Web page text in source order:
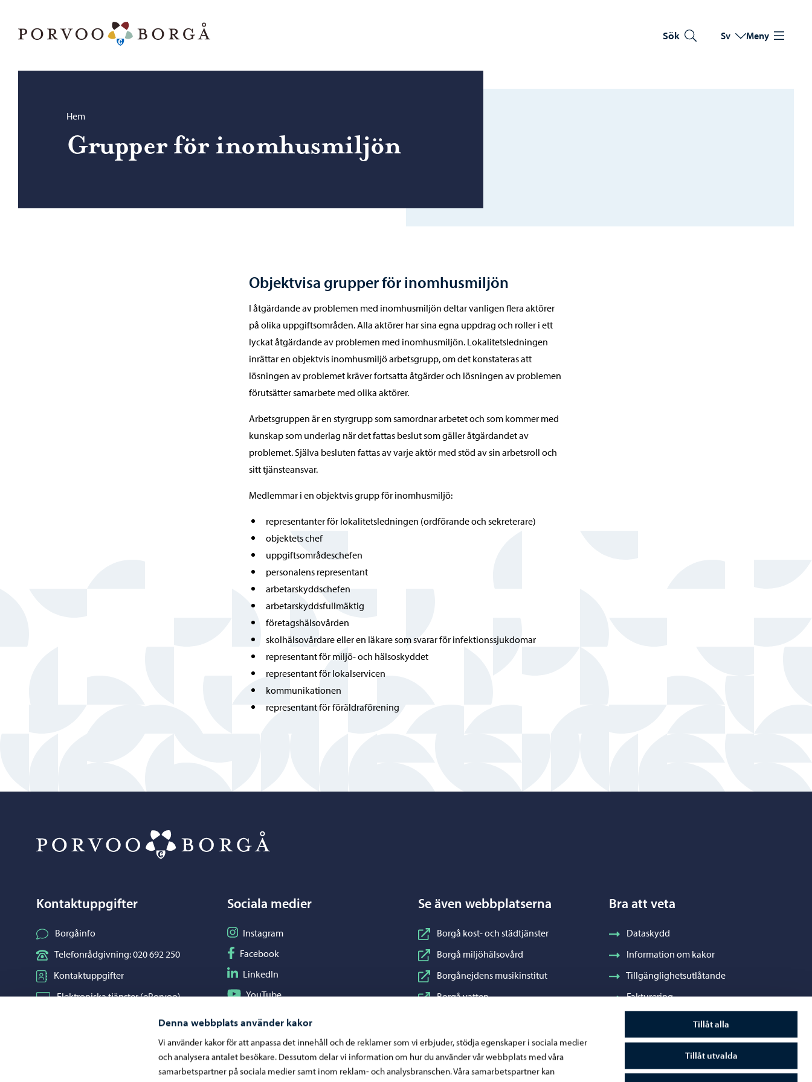
Denna webbplats använder kakor
Vi använder kakor för att anpassa det innehåll och de reklamer som vi erbjuder, stödja egenskaper i sociala medier
och analysera antalet besökare. Dessutom delar vi information om hur du använder vår webbplats med våra
samarbetspartner på sociala medier samt inom reklam- och analysbranschen. Våra samarbetspartner kan
Tillåt alla
Tillåt utvalda
Sök Byt språk
Nuvarande språk:
Sv Meny
Bläddra:
Hem
Grupper för inomhusmiljön
Objektvisa grupper för inomhusmiljön
I åtgärdande av problemen med inomhusmiljön deltar vanligen flera aktörer
på olika uppgiftsområden. Alla aktörer har sina egna uppdrag och roller i ett
lyckat åtgärdande av problemen med inomhusmiljön. Lokalitetsledningen
inrättar en objektvis inomhusmiljö arbetsgrupp, om det konstateras att
lösningen av problemet kräver fortsatta åtgärder och lösningen av problemen
förutsätter samarbete med olika aktörer.
Arbetsgruppen är en styrgrupp som samordnar arbetet och som kommer med
kunskap som underlag när det fattas beslut som gäller åtgärdandet av
problemet. Själva besluten fattas av varje aktör med stöd av sin arbetsroll och
sitt tjänsteansvar.
Medlemmar i en objektvis grupp för inomhusmiljö:
representanter för lokalitetsledningen (ordförande och sekreterare)
objektets chef
uppgiftsområdeschefen
personalens representant
arbetarskyddschefen
arbetarskyddsfullmäktig
företagshälsovården
skolhälsovårdare eller en läkare som svarar för infektionssjukdomar
representant för miljö- och hälsoskyddet
representant för lokalservicen
kommunikationen
representant för föräldraförening
Kontaktuppgifter
Borgåinfo
Telefonrådgivning: 020 692 250
Kontaktuppgifter
Elektroniska tjänster (ePorvoo)
Kartor och lägesinformation
Sociala medier
Följ på Instagram
Instagram
Följ på Facebook
Facebook
Följ på LinkedIn
LinkedIn
Följ på YouTube
YouTube
Se även webbplatserna
Borgå kost- och städtjänster
Borgå miljöhälsovård
Borgånejdens musikinstitut
Borgå vatten
Konstfabriken
Visit Porvoo
Bra att veta
Dataskydd
Information om kakor
Tillgänglighetsutlåtande
Fakturering
Stadens visuella profil och vapen